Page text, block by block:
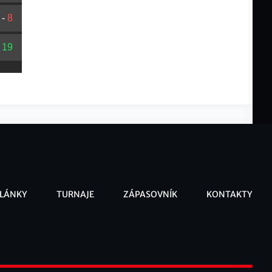
8
19
TURNAJE ZÁPASOVNÍK KONTAKTY